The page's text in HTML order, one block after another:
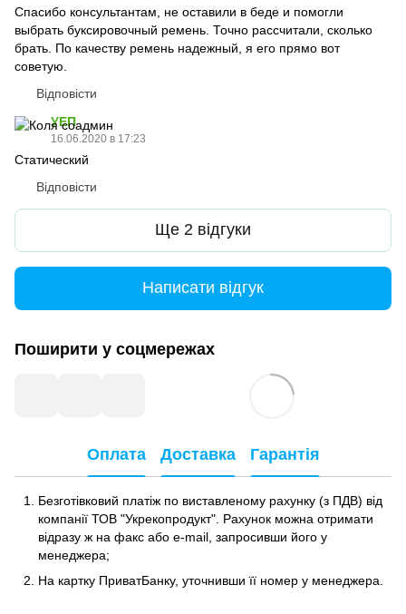
Спасибо консультантам, не оставили в беде и помогли
выбрать буксировочный ремень. Точно рассчитали, сколько
брать. По качеству ремень надежный, я его прямо вот
советую.
Відповісти
УЕП
16.06.2020 в 17:23
Статический
Відповісти
Ще 2 відгуки
Написати відгук
Поширити у соцмережах
Оплата Доставка Гарантія
Безготівковий платіж по виставленому рахунку (з ПДВ) від
компанії ТОВ "Укрекопродукт". Рахунок можна отримати
відразу ж на факс або e-mail, запросивши його у
менеджера;
На картку ПриватБанку, уточнивши її номер у менеджера.